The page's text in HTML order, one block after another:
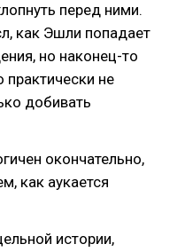
перед ними.
как Эшли попадает
но наконец-то
не
добивать
окончательно,
как аукается
истории,